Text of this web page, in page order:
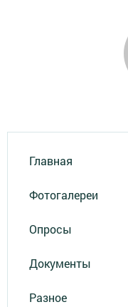
Главная
Фотогалереи
Опросы
Документы
Разное